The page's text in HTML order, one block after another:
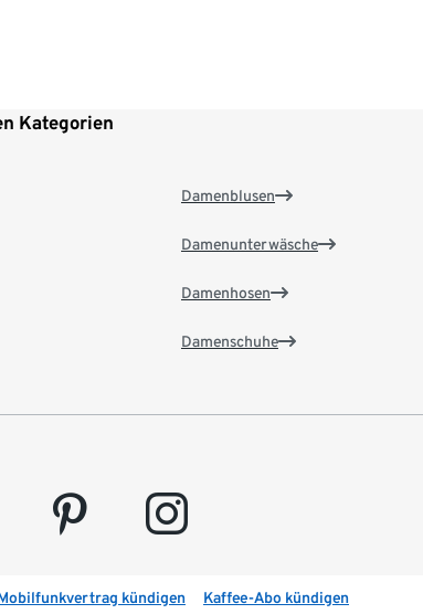
Kategorien
Damenblusen
Damenunterwäsche
Damenhosen
Damenschuhe
pinterest instagram
kündigen Kaffee-Abo kündigen